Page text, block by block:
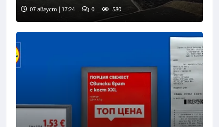
07 август | 17:24 0 580